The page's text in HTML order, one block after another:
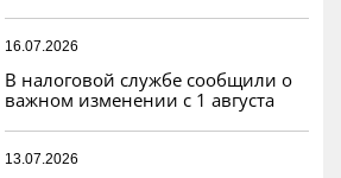
16.07.2026
В налоговой службе сообщили о
важном изменении с 1 августа
13.07.2026